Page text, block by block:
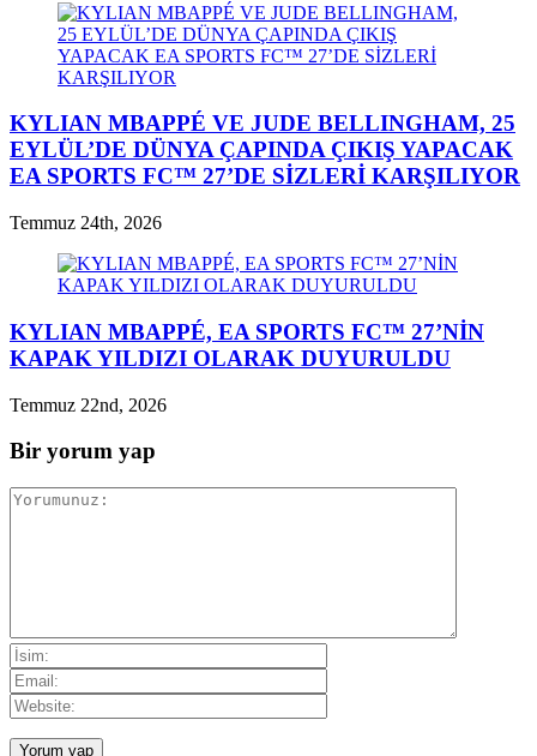
KYLIAN MBAPPÉ VE JUDE BELLINGHAM, 25
EYLÜL’DE DÜNYA ÇAPINDA ÇIKIŞ YAPACAK
EA SPORTS FC™ 27’DE SİZLERİ KARŞILIYOR
Temmuz 24th, 2026
KYLIAN MBAPPÉ, EA SPORTS FC™ 27’NİN
KAPAK YILDIZI OLARAK DUYURULDU
Temmuz 22nd, 2026
Bir yorum yap